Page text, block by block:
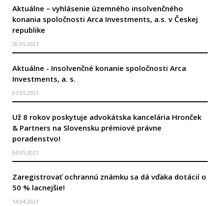
Aktuálne – vyhlásenie územného insolvenčného
konania spoločnosti Arca Investments, a.s. v Českej
republike
20.05.2021
Aktuálne - Insolvenčné konanie spoločnosti Arca
Investments, a. s.
07.05.2021
Už 8 rokov poskytuje advokátska kancelária Hronček
& Partners na Slovensku prémiové právne
poradenstvo!
04.05.2021
Zaregistrovať ochrannú známku sa dá vďaka dotácií o
50 % lacnejšie!
14.04.2021